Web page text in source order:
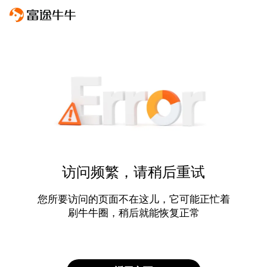
访问频繁，请稍后重试
您所要访问的页面不在这儿，它可能正忙着
刷牛牛圈，稍后就能恢复正常